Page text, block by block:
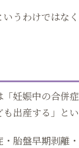
うわけではな
妊娠中の合併
出産する」と
胎盤早期剥離